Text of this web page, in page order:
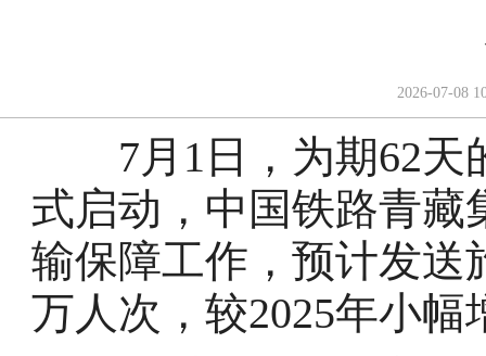
2026-07-08
7月1日，为期62天
式启动，中国铁路青藏
输保障工作，预计发送
万人次，较2025年小幅